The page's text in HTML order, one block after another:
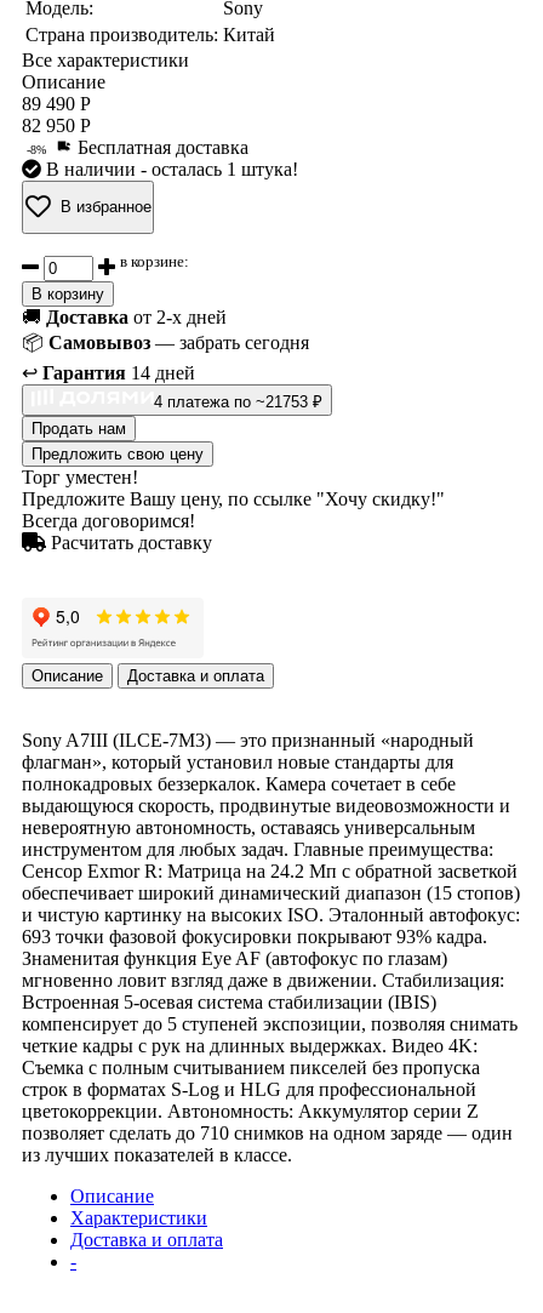
Модель:
Sony
Страна производитель: Китай
Все характеристики
Описание
89 490 Р
82 950 Р
-8%
Бесплатная доставка
В наличии - осталась 1 штука!
В избранное
в корзине:
В корзину
🚚 Доставка от 2-х дней
📦 Самовывоз — забрать сегодня
↩️ Гарантия 14 дней
4 платежа по ~21753 ₽
Продать нам
Предложить свою цену
Торг уместен!
Предложите Вашу цену, по ссылке "Хочу скидку!"
Всегда договоримся!
Расчитать доставку
Описание Доставка и оплата
Sony A7III (ILCE-7M3) — это признанный «народный
флагман», который установил новые стандарты для
полнокадровых беззеркалок. Камера сочетает в себе
выдающуюся скорость, продвинутые видеовозможности и
невероятную автономность, оставаясь универсальным
инструментом для любых задач. Главные преимущества:
Сенсор Exmor R: Матрица на 24.2 Мп с обратной засветкой
обеспечивает широкий динамический диапазон (15 стопов)
и чистую картинку на высоких ISO. Эталонный автофокус:
693 точки фазовой фокусировки покрывают 93% кадра.
Знаменитая функция Eye AF (автофокус по глазам)
мгновенно ловит взгляд даже в движении. Стабилизация:
Встроенная 5-осевая система стабилизации (IBIS)
компенсирует до 5 ступеней экспозиции, позволяя снимать
четкие кадры с рук на длинных выдержках. Видео 4K:
Съемка с полным считыванием пикселей без пропуска
строк в форматах S-Log и HLG для профессиональной
цветокоррекции. Автономность: Аккумулятор серии Z
позволяет сделать до 710 снимков на одном заряде — один
из лучших показателей в классе.
Описание
Характеристики
Доставка и оплата
-